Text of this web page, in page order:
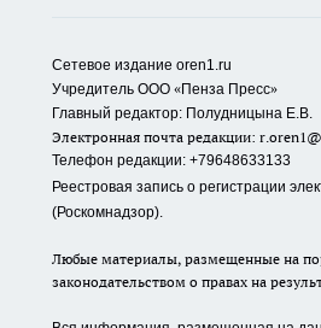
Сетевое издание oren1.ru
Учредитель ООО «Пенза Пресс»
Главный редактор: Полудницына Е.В.
Электронная почта редакции:
Телефон редакции: +79648633133
Реестровая запись о регистрации
(Роскомнадзор).
Любые материалы, размещенные на
законодательством о правах на